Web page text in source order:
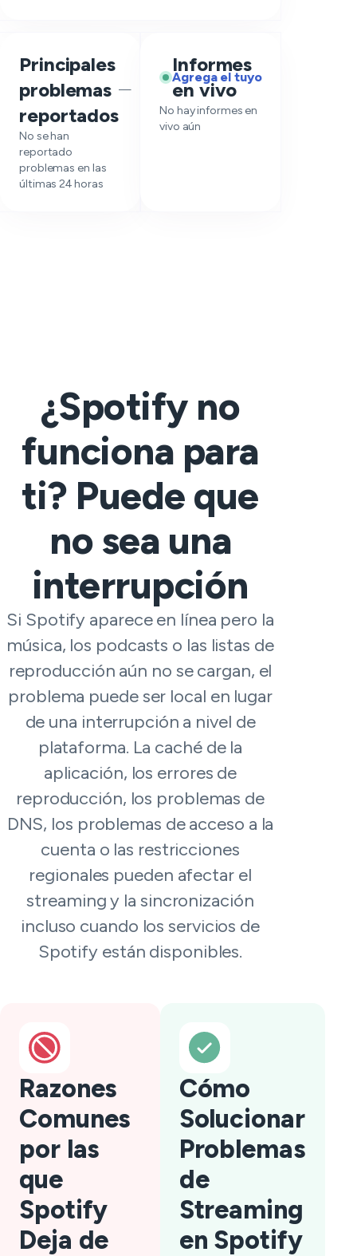
Principales
problemas
reportados
—
No se han
reportado
problemas en las
últimas 24 horas
Informes
en vivo
Agrega el tuyo
No hay informes en
vivo aún
¿Spotify no
funciona para
ti? Puede que
no sea una
interrupción
Si Spotify aparece en línea pero la
música, los podcasts o las listas de
reproducción aún no se cargan, el
problema puede ser local en lugar
de una interrupción a nivel de
plataforma. La caché de la
aplicación, los errores de
reproducción, los problemas de
DNS, los problemas de acceso a la
cuenta o las restricciones
regionales pueden afectar el
streaming y la sincronización
incluso cuando los servicios de
Spotify están disponibles.
Razones
Comunes
por las
que
Spotify
Deja de
Cómo
Solucionar
Problemas
de
Streaming
en Spotify